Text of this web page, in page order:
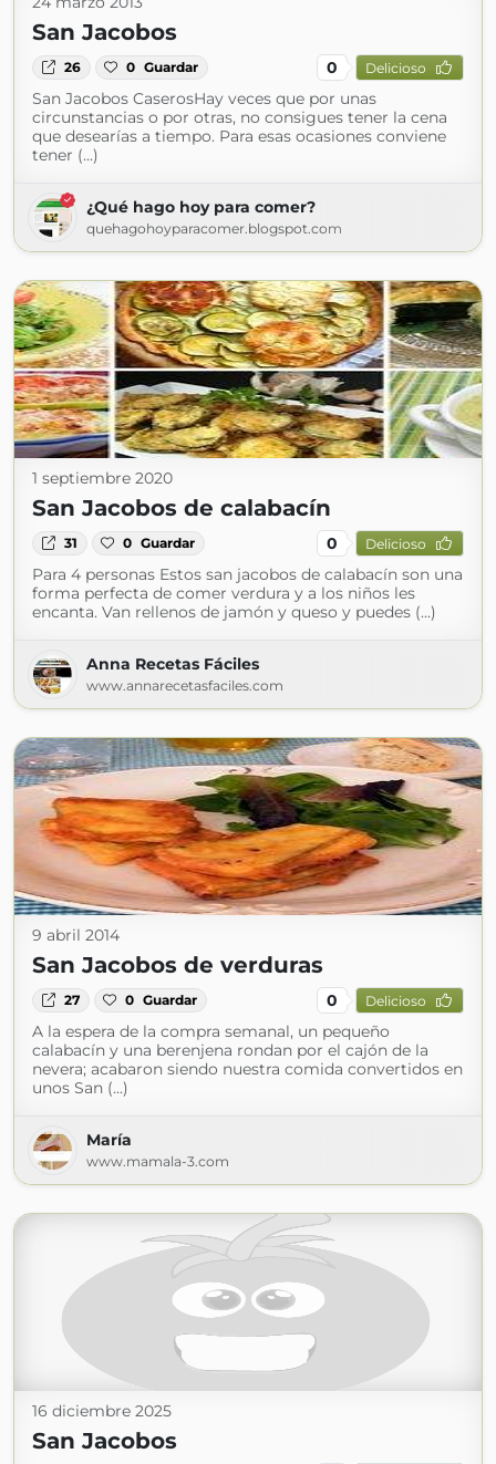
San Jacobos
26 0 Guardar 0 Delicioso
San Jacobos CaserosHay veces que por unas
circunstancias o por otras, no consigues tener la cena
que desearías a tiempo. Para esas ocasiones conviene
tener (...)
¿Qué hago hoy para comer?
quehagohoyparacomer.blogspot.com
1 septiembre 2020
San Jacobos de calabacín
31 0 Guardar 0 Delicioso
Para 4 personas Estos san jacobos de calabacín son una
forma perfecta de comer verdura y a los niños les
encanta. Van rellenos de jamón y queso y puedes (...)
Anna Recetas Fáciles
www.annarecetasfaciles.com
9 abril 2014
San Jacobos de verduras
27 0 Guardar 0 Delicioso
A la espera de la compra semanal, un pequeño
calabacín y una berenjena rondan por el cajón de la
nevera; acabaron siendo nuestra comida convertidos en
unos San (...)
María
www.mamala-3.com
16 diciembre 2025
San Jacobos